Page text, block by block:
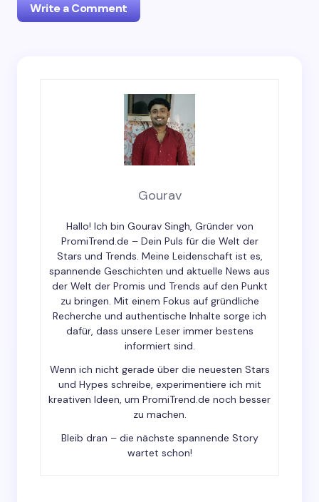
Write a Comment
Your Comment *
Save my name and email in this browser for the
Submit Comment
Gourav
Hallo! Ich bin Gourav Singh, Gründer von
PromiTrend.de – Dein Puls für die Welt der
Stars und Trends. Meine Leidenschaft ist es,
spannende Geschichten und aktuelle News aus
der Welt der Promis und Trends auf den Punkt
zu bringen. Mit einem Fokus auf gründliche
Recherche und authentische Inhalte sorge ich
dafür, dass unsere Leser immer bestens
informiert sind.
Wenn ich nicht gerade über die neuesten Stars
und Hypes schreibe, experimentiere ich mit
kreativen Ideen, um PromiTrend.de noch besser
zu machen.
Bleib dran – die nächste spannende Story
wartet schon!